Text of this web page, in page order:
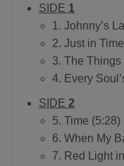
SIDE 1
1. Johnny’s
2. Just in
3. The
4. Every
SIDE 2
5. Time (5:28)
6. When My
7. Red Light